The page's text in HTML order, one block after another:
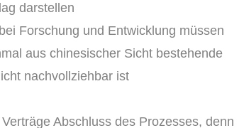
darstellen
Forschung und Entwicklung müssen
aus chinesischer Sicht bestehende
nachvollziehbar ist
Abschluss des Prozesses, denn